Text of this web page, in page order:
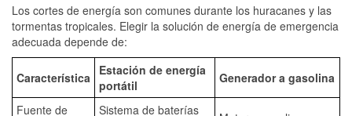
Los cortes de energía son comunes durante los huracanes y las
tormentas tropicales. Elegir la solución de energía de emergencia
adecuada depende de:
Característica
Estación de energía
portátil
Generador a gasolina
Fuente de Sistema de baterías